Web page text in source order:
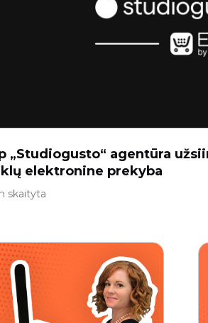
„Studiogusto“ agentūra
elektronine prekyba
skaityta